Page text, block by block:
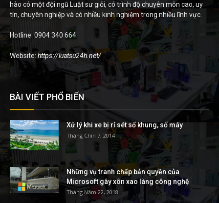
hào có một đội ngũ Luật sư giỏi, có trình độ chuyên môn cao, uy
tín, chuyên nghiệp và có nhiều kinh nghiệm trong nhiều lĩnh vực.
Hotline: 0904 340 664
Website: https://luatsu24h.net/
BÀI VIẾT PHỔ BIẾN
Xử lý khi xe bị rỉ sét số khung, số máy
Tháng Chín 7, 2014
Những vụ tranh chấp bản quyền của
Microsoft gây xôn xao làng công nghệ
Tháng Năm 22, 2018